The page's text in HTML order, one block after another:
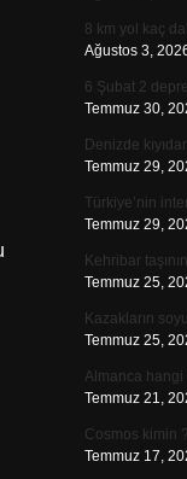
8 km yol kaç
Ağustos 3,
6 Şubat 2
Temmuz 30,
Denizde
Temmuz 29,
Türkiye’nin
Temmuz 29,
Kehribar
Temmuz 25,
Kazakların
Temmuz 25,
Almanca hangi
Temmuz 21,
Cosmos kimin ?
Temmuz 17,